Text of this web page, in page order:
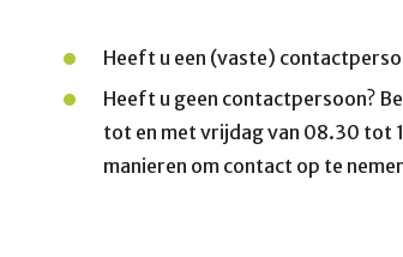
Heeft u een (vaste)
Heeft u geen contactpersoon?
tot en met vrijdag van 08.30 tot
manieren om contact op te